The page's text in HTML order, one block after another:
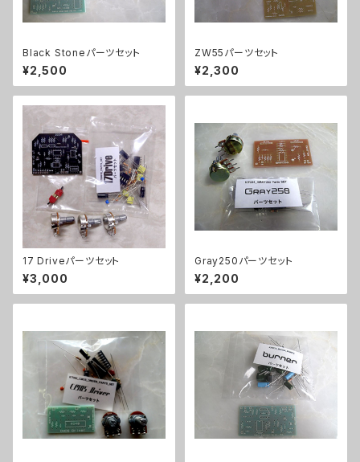
Black Stoneパーツセット
¥2,500
ZW55パーツセット
¥2,300
17 Driveパーツセット
¥3,000
Gray250パーツセット
¥2,200